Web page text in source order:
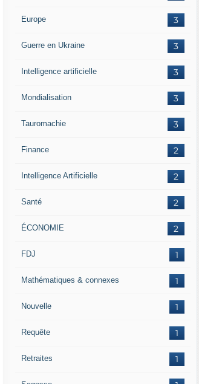
3
Europe
3
Guerre en Ukraine
3
Intelligence artificielle
3
Mondialisation
3
Tauromachie
2
Finance
2
Intelligence Artificielle
2
Santé
2
ÉCONOMIE
1
FDJ
1
Mathématiques & connexes
1
Nouvelle
1
Requête
1
Retraites